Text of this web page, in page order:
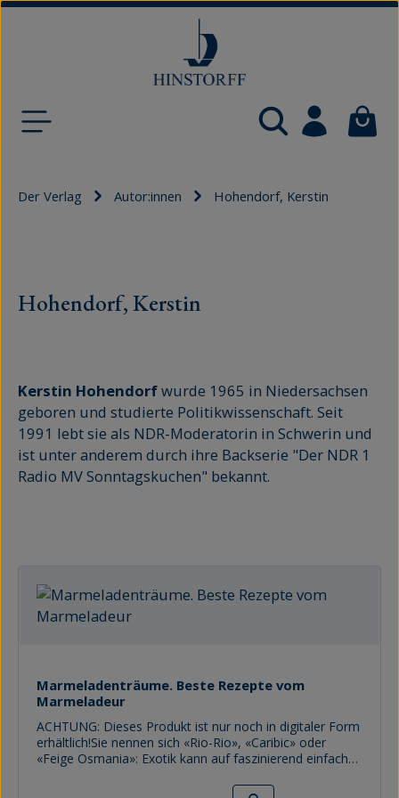
Der Verlag Autor:innen Hohendorf, Kerstin
Hohendorf, Kerstin
Kerstin Hohendorfwurde 1965 in Niedersachsen
geboren und studierte Politikwissenschaft. Seit
1991 lebt sie als NDR-Moderatorin in Schwerin und
ist unter anderem durch ihre Backserie "Der NDR 1
Radio MV Sonntagskuchen" bekannt.
Marmeladenträume. Beste Rezepte vom
Marmeladeur
ACHTUNG: Dieses Produkt ist nur noch in digitaler Form
erhältlich!Sie nennen sich «Rio-Rio», «Caribic» oder
«Feige Osmania»: Exotik kann auf faszinierend einfache
Namen stehen für Rezepte der süßen, aber ganz